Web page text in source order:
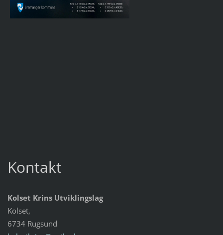
Kontakt
Kolset Krins Utviklingslag
Kolset,
6734 Rugsund